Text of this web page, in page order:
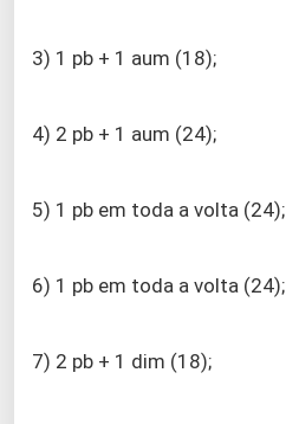
3) 1 pb + 1 aum (18);
4) 2 pb + 1 aum (24);
5) 1 pb em toda a volta (24);
6) 1 pb em toda a volta (24);
7) 2 pb + 1 dim (18);